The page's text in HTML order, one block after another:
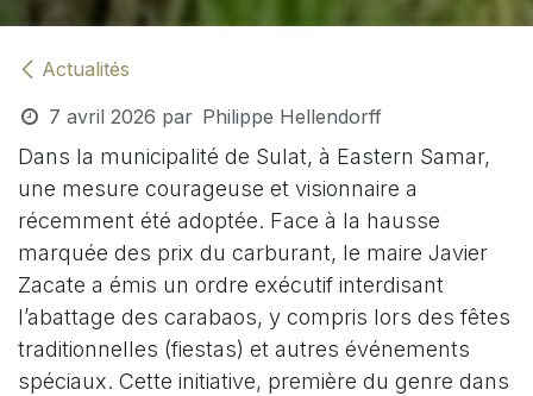
Actualités
7 avril 2026 par Philippe Hellendorff
Dans la municipalité de Sulat, à Eastern Samar,
une mesure courageuse et visionnaire a
récemment été adoptée. Face à la hausse
marquée des prix du carburant, le maire Javier
Zacate a émis un ordre exécutif interdisant
l’abattage des carabaos, y compris lors des fêtes
traditionnelles (fiestas) et autres événements
spéciaux. Cette initiative, première du genre dans